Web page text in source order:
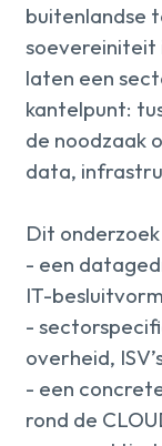
buitenlandse
soevereiniteit
laten een
kantelpunt:
de noodzaak
data,
Dit
- een
IT-
-
overheid,
- een
rond de